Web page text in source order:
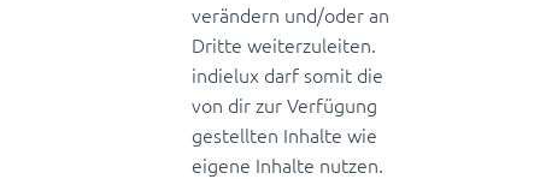
verändern und/oder an
Dritte weiterzuleiten.
indielux darf somit die
von dir zur Verfügung
gestellten Inhalte wie
eigene Inhalte nutzen.